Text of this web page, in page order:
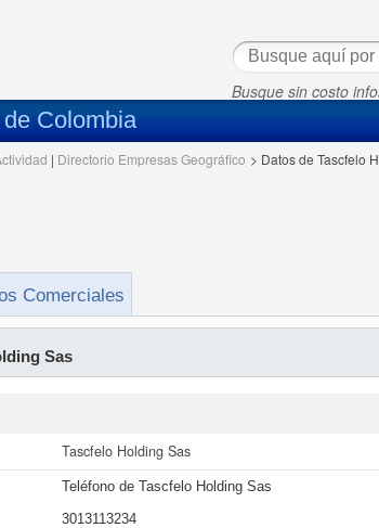
Busque sin costo
Colombia
| Directorio Empresas Geográfico > Datos de Tascfelo
Comerciales
Sas
Tascfelo Holding Sas
Teléfono de Tascfelo Holding Sas
3013113234